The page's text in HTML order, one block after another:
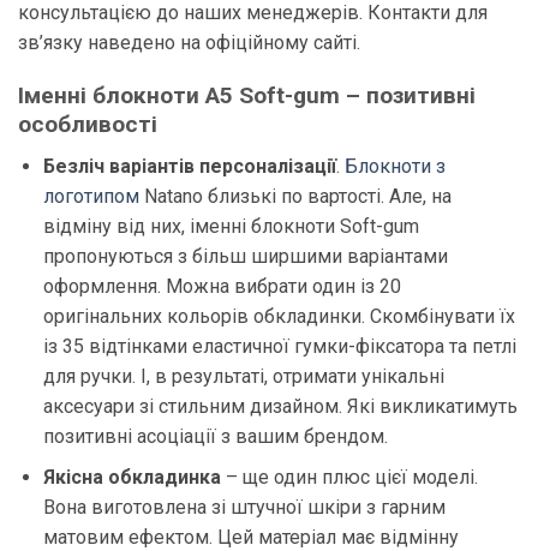
консультацією до наших менеджерів. Контакти для
зв’язку наведено на офіційному сайті.
Іменні блокноти А5 Soft-gum – позитивні
особливості
Безліч варіантів персоналізації. Блокноти з
логотипомNatano близькі по вартості. Але, на
відміну від них, іменні блокноти Soft-gum
пропонуються з більш ширшими варіантами
оформлення. Можна вибрати один із 20
оригінальних кольорів обкладинки. Скомбінувати їх
із 35 відтінками еластичної гумки-фіксатора та петлі
для ручки. І, в результаті, отримати унікальні
аксесуари зі стильним дизайном. Які викликатимуть
позитивні асоціації з вашим брендом.
Якісна обкладинка– ще один плюс цієї моделі.
Вона виготовлена ​​зі штучної шкіри з гарним
матовим ефектом. Цей матеріал має відмінну